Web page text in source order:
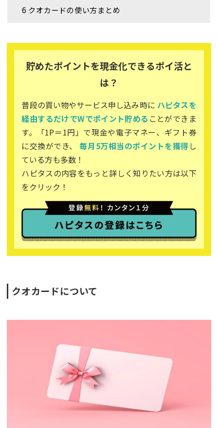
6 クオカードの使い方まとめ
貯めたポイントを現金化できるポイ活と
は？
普段の買い物やサービス申し込み時に ハピタスを
経由するだけでWでポイント貯める ことができま
す。「1P＝1円」で現金や電子マネー、ギフト券
に交換ができ、毎月5万相当のポイントを獲得し
ている方も多数！
ハピタスの内容をもっと詳しく知りたい方は以下
をクリック！
クオカードについて